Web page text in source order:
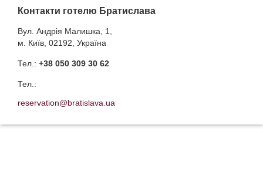
Контакти готелю Братислава
Вул. Андрія Малишка, 1,
м. Київ, 02192, Україна
Тел.: +38 050 309 30 62
Тел.:
reservation@bratislava.ua